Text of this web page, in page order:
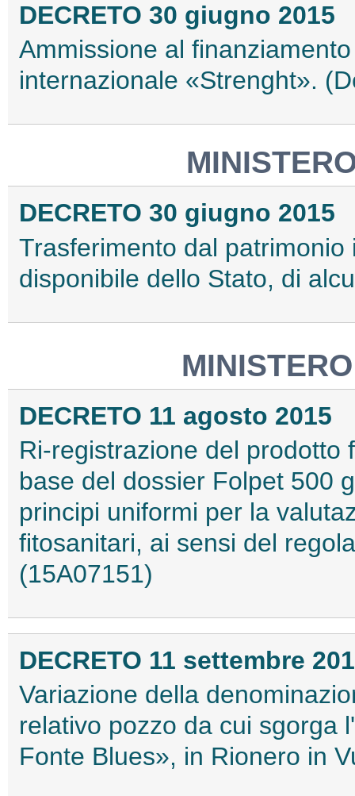
DECRETO 30 giugno 2015
Ammissione al
internazionale «Strenght».
DECRETO 30 giugno 2015
Trasferimento dal
disponibile dello Stato, di
DECRETO 11 agosto 2015
Ri-registrazione del prodotto
base del dossier Folpet 500
principi uniformi per la
fitosanitari, ai sensi del
(15A07151)
DECRETO 11 settembre
Variazione della
relativo pozzo da cui sgorga
Fonte Blues», in Rionero in